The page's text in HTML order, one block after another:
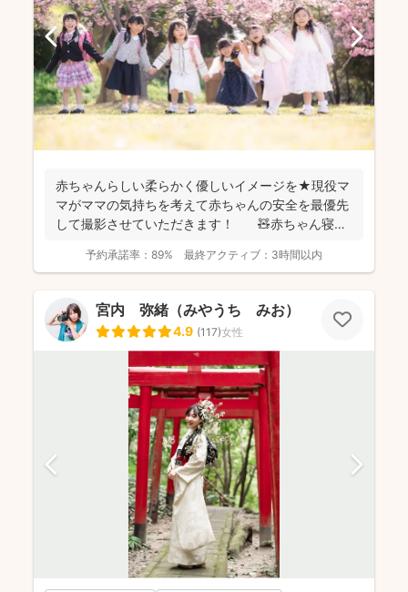
赤ちゃんらしい柔らかく優しいイメージを★現役マ
マがママの気持ちを考えて赤ちゃんの安全を最優先
して撮影させていただきます！ 🧸赤ちゃん寝か
予約承諾率： 89% 最終アクティブ： 3時間以内
宮内 弥緒（みやうち みお）
4.9 (117)女性